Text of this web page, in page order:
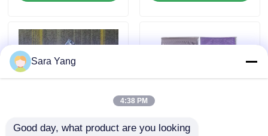
ニュース
バブル メーリング バッグ
Sara Yang
4:38 PM
Good day, what product are you looking